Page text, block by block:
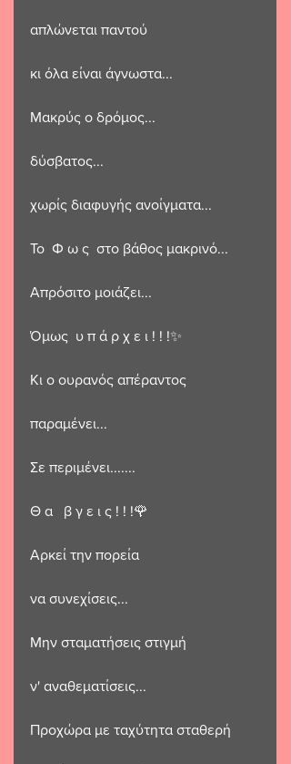
απλώνεται παντού
κι όλα είναι άγνωστα...
Μακρύς ο δρόμος...
δύσβατος...
χωρίς διαφυγής ανοίγματα...
Το  Φ ω ς  στο βάθος μακρινό...
Απρόσιτο μοιάζει...
Όμως  υ π ά ρ χ ε ι ! ! !✨️
Κι ο ουρανός απέραντος
παραμένει...
Σε περιμένει.......
Θ α   β γ ε ι ς ! ! !🌹
Αρκεί την πορεία
να συνεχίσεις...
Μην σταματήσεις στιγμή
ν' αναθεματίσεις...
Προχώρα με ταχύτητα σταθερή